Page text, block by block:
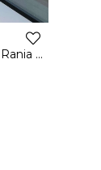
Kalın Askılı Kare Yaka Eteği Volanlı Rania Kadın Mavi Mini Elbise 24Y373